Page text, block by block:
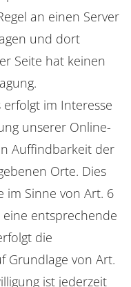
an einen Server
und dort
Seite hat keinen
im Interesse
unserer Online-
Auffindbarkeit der
Orte. Dies
im Sinne von Art. 6
eine entsprechende
die
Grundlage von Art.
ist jederzeit